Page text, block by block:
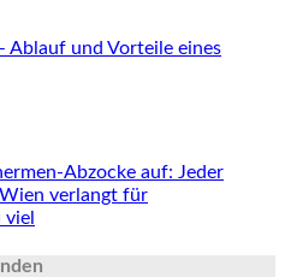
Ablauf und Vorteile eines
Abzocke auf: Jeder
verlangt für
viel